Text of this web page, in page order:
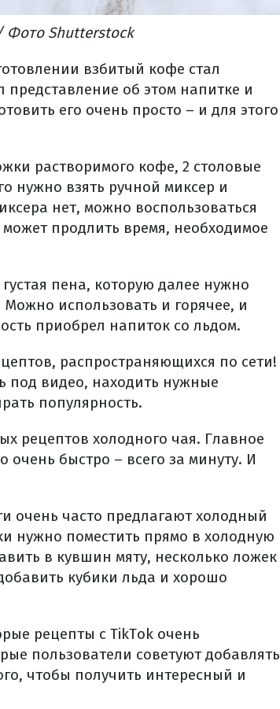
Фото Shutterstock
взбитый кофе стал
об этом напитке и
его очень просто – и для этого
растворимого кофе, 2 столовые
нужно взять ручной миксер и
нет, можно воспользоваться
продлить время, необходимое
пена, которую далее нужно
использовать и горячее, и
приобрел напиток со льдом.
распространяющихся по сети!
под видео, находить нужные
популярность.
рецептов холодного чая. Главное
быстро – всего за минуту. И
очень часто предлагают холодный
нужно поместить прямо в холодную
в кувшин мяту, несколько ложек
кубики льда и хорошо
рецепты с TikTok очень
пользователи советуют добавлять
чтобы получить интересный и